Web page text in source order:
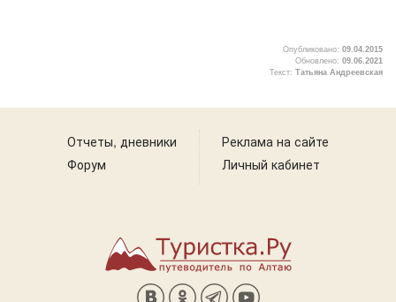
Опубликовано: 09.04.2015
Обновлено: 09.06.2021
Текст: Татьяна Андреевская
Отчеты, дневники
Форум
Реклама на сайте
Личный кабинет